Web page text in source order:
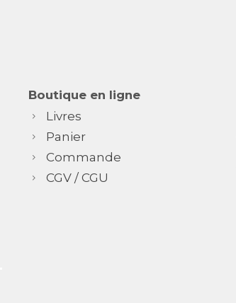
Boutique en ligne
Livres
Panier
Commande
CGV / CGU